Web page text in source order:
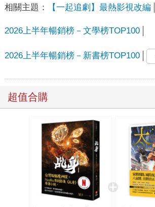
相關主題： 【一起追劇】最熱影視改編
2026上半年暢銷榜－文學榜TOP100
2026上半年暢銷榜－新書榜TOP100
超值合購